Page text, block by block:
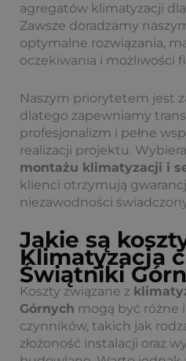
agregatów klimatyzacji
Zawsze doradzamy
optymalne rozwiązania,
oczekiwania i możliwości
Naszym priorytetem jest
dlatego zapewniamy
profesjonalizm i pełne
realizacji projektu.
montażu klimatyzacji i
klienci otrzymują
niezawodności
Jakie są
Klimatyzacja
Świątniki
Koszty związane z
Górnych mogą być różne
czynników, takich jak
złożoność instalacji oraz